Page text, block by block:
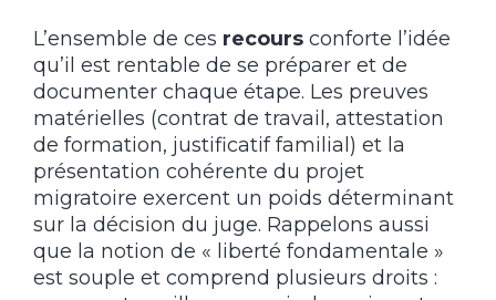
L’ensemble de ces recours conforte l’idée
qu’il est rentable de se préparer et de
documenter chaque étape. Les preuves
matérielles (contrat de travail, attestation
de formation, justificatif familial) et la
présentation cohérente du projet
migratoire exercent un poids déterminant
sur la décision du juge. Rappelons aussi
que la notion de « liberté fondamentale »
est souple et comprend plusieurs droits :